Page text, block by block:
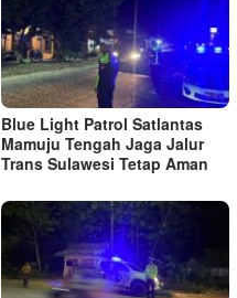
Blue Light Patrol Satlantas
Mamuju Tengah Jaga Jalur
Trans Sulawesi Tetap Aman